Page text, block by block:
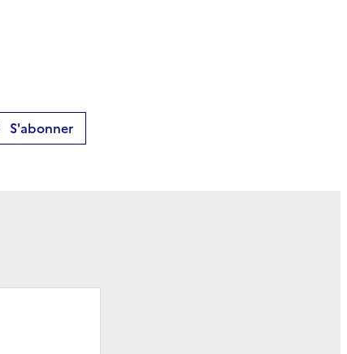
S'abonner